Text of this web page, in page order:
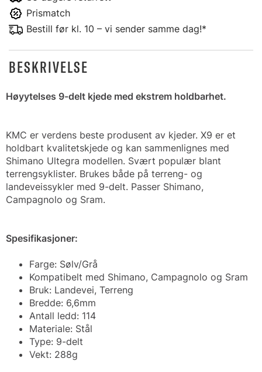
Prismatch
Bestill før kl. 10 – vi sender samme dag!*
BESKRIVELSE
Høyytelses 9-delt kjede med ekstrem holdbarhet.
KMC er verdens beste produsent av kjeder. X9 er et
holdbart kvalitetskjede og kan sammenlignes med
Shimano Ultegra modellen. Svært populær blant
terrengsyklister. Brukes både på terreng- og
landeveissykler med 9-delt. Passer Shimano,
Campagnolo og Sram.
Spesifikasjoner:
Farge: Sølv/Grå
Kompatibelt med Shimano, Campagnolo og Sram
Bruk: Landevei, Terreng
Bredde: 6,6mm
Antall ledd: 114
Materiale: Stål
Type: 9-delt
Vekt: 288g